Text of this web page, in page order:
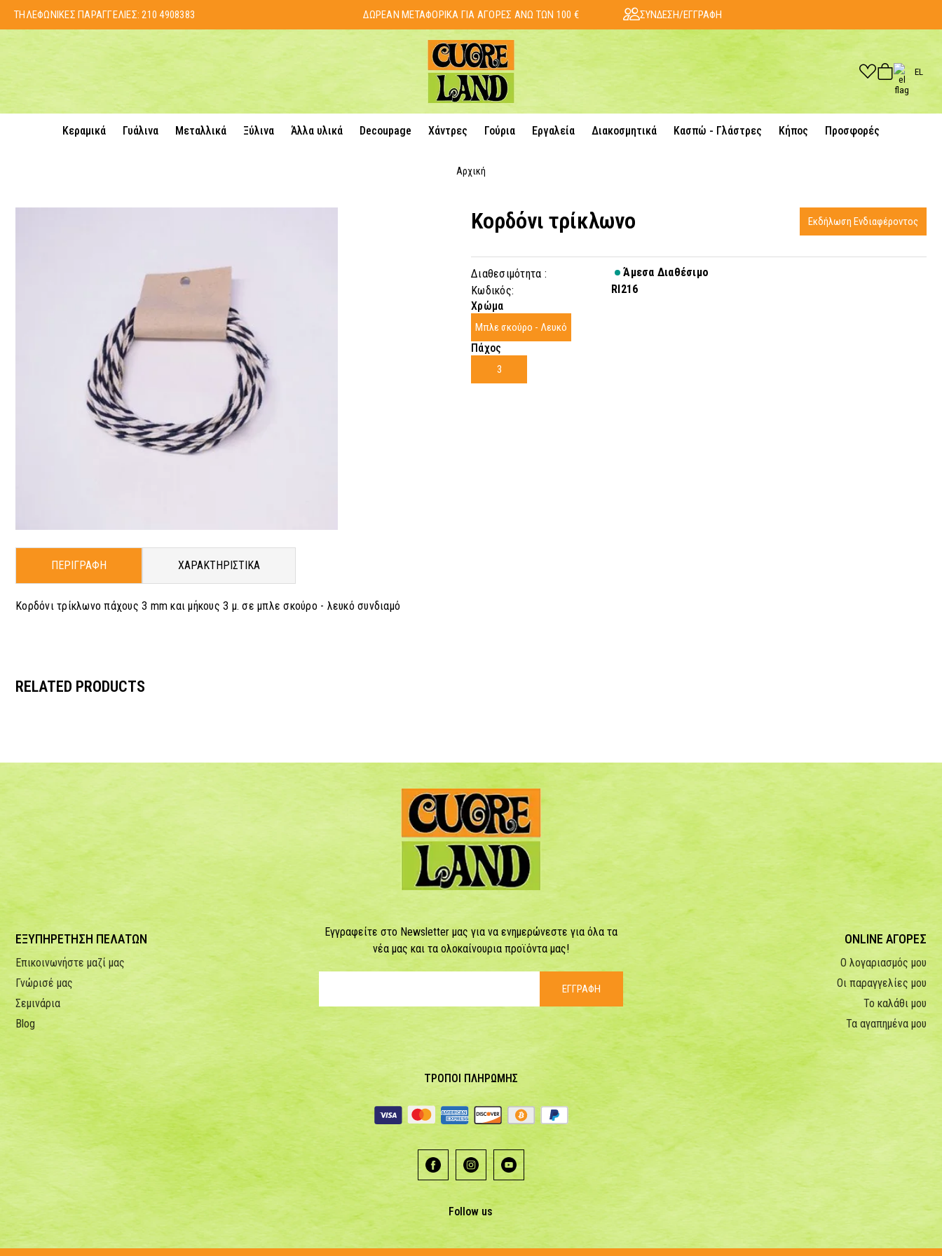
ΤΗΛΕΦΩΝΙΚΕΣ ΠΑΡΑΓΓΕΛΙΕΣ:210 4908383 ΔΩΡΕΑΝ ΜΕΤΑΦΟΡΙΚΑ ΓΙΑ ΑΓΟΡΕΣ ΑΝΩ ΤΩΝ 100 € ΣΥΝΔΕΣΗ/ΕΓΓΡΑΦΗ
EL
Κεραμικά Γυάλινα Μεταλλικά Ξύλινα Άλλα υλικά Decoupage Χάντρες Γούρια Εργαλεία Διακοσμητικά Κασπώ - Γλάστρες Κήπος Προσφορές
Αρχική
Κορδόνι τρίκλωνο
Διαθεσιμότητα :
Άμεσα Διαθέσιμο
Κωδικός:
RI216
Χρώμα
Μπλε σκούρο - Λευκό
Πάχος
3
ΠΕΡΙΓΡΑΦΗ ΧΑΡΑΚΤΗΡΙΣΤΙΚΑ
Κορδόνι τρίκλωνο πάχους 3 mm και μήκους 3 μ. σε μπλε σκούρο - λευκό συνδιαμό
Εκδήλωση Ενδιαφέροντος
RELATED PRODUCTS
ΕΞΥΠΗΡΕΤΗΣΗ ΠΕΛΑΤΩΝ
Επικοινωνήστε μαζί μας
Γνώρισέ μας
Σεμινάρια
Blog
Εγγραφείτε στο Newsletter μας για να ενημερώνεστε για όλα τα
νέα μας και τα ολοκαίνουρια προϊόντα μας!
ΕΓΓΡΑΦΗ
ONLINE ΑΓΟΡΕΣ
Ο λογαριασμός μου
Οι παραγγελίες μου
Το καλάθι μου
Τα αγαπημένα μου
ΤΡΟΠΟΙ ΠΛΗΡΩΜΗΣ
Follow us